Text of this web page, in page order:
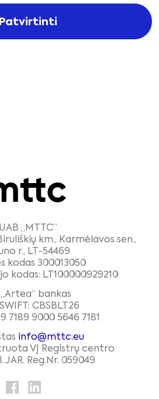
Patvirtinti
UAB „MTTC”
km., Karmėlavos sen.,
r., LT-54469
kodas 300013050
kodas: LT100000929210
bankas
CBSBLT26
7189 9000 5646 7181
info@mttc.eu
VĮ Registrų centro
JAR. Reg.Nr. 059049